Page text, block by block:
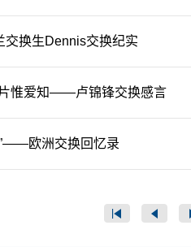
换生Dennis交换纪实
惟爱知——卢锦锋交换感言
”——欧洲交换回忆录